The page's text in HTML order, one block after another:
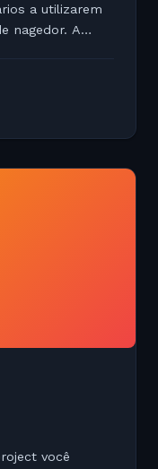
a utilizarem
nagedor. A
você